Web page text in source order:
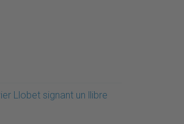
Llobet signant un llibre